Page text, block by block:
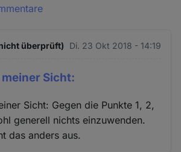
überprüft) Di. 23 Okt 2018 - 14:19
Sicht:
Sicht: Gegen die Punkte 1, 2,
generell nichts einzuwenden.
das anders aus.